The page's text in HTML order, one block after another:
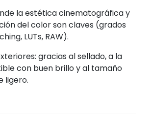
la estética cinematográfica y
del color son claves (grados
LUTs, RAW).
gracias al sellado, a la
con buen brillo y al tamaño
ligero.